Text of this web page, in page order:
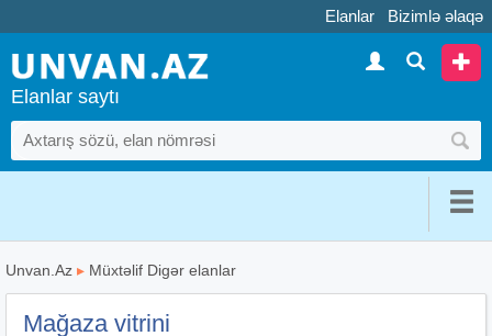
Elanlar Bizimlə əlaqə
Elanlar saytı
Unvan.Az ▸ Müxtəlif Digər elanlar
Mağaza vitrini